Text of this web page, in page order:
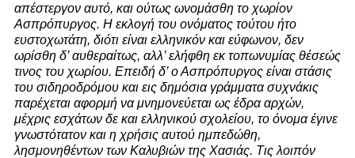
απέστεργον αυτό, και ούτως ωνομάσθη το χωρίον
Ασπρόπυργος. Η εκλογή του ονόματος τούτου ήτο
ευστοχωτάτη, διότι είναι ελληνικόν και εύφωνον, δεν
ωρίσθη δ’ αυθεραίτως, αλλ’ ελήφθη εκ τοπωνυμίας θέσεώς
τινος του χωρίου. Επειδή δ’ ο Ασπρόπυργος είναι στάσις
του σιδηροδρόμου και εις δημόσια γράμματα συχνάκις
παρέχεται αφορμή να μνημονεύεται ως έδρα αρχών,
μέχρις εσχάτων δε και ελληνικού σχολείου, το όνομα έγινε
γνωστότατον και η χρήσις αυτού ημπεδώθη,
λησμονηθέντων των Καλυβιών της Χασιάς. Τις λοιπόν